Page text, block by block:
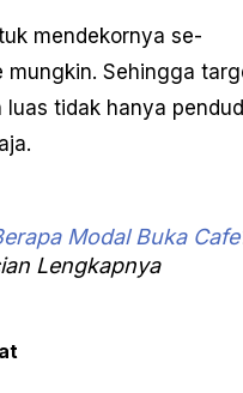
mendekornya se-
mungkin. Sehingga
luas tidak hanya
Modal Buka Cafe
Lengkapnya